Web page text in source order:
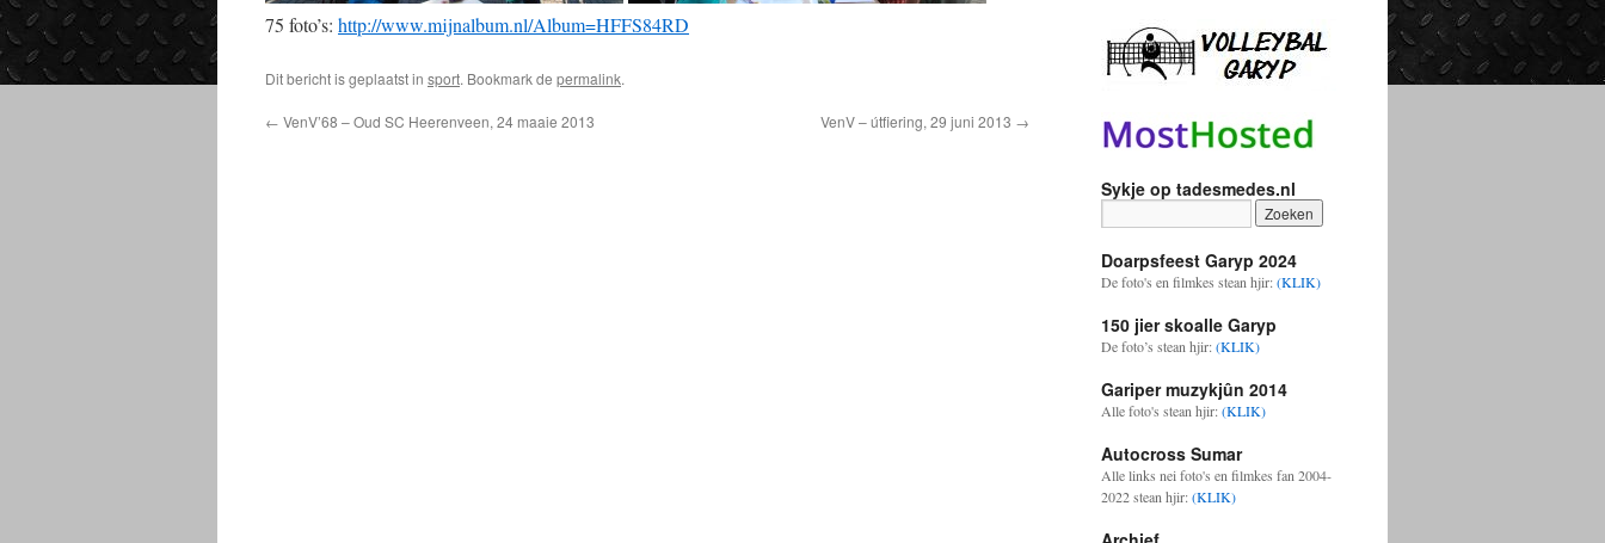
75 foto’s: http://www.mijnalbum.nl/Album=HFFS84RD
Dit bericht is geplaatst in sport. Bookmark de permalink.
← VenV’68 – Oud SC Heerenveen, 24 maaie 2013 VenV – útfiering, 29 juni 2013 →
Sykje op tadesmedes.nl
Doarpsfeest Garyp 2024
De foto's en filmkes stean hjir:(KLIK)
150 jier skoalle Garyp
De foto’s stean hjir:(KLIK)
Gariper muzykjûn 2014
Alle foto's stean hjir:(KLIK)
Autocross Sumar
Alle links nei foto's en filmkes fan 2004-
2022 stean hjir:(KLIK)